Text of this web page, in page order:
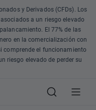
y Derivados (CFDs). Los
a un riesgo elevado
El 77% de las
en la comercialización con
comprende el funcionamiento
riesgo elevado de perder su